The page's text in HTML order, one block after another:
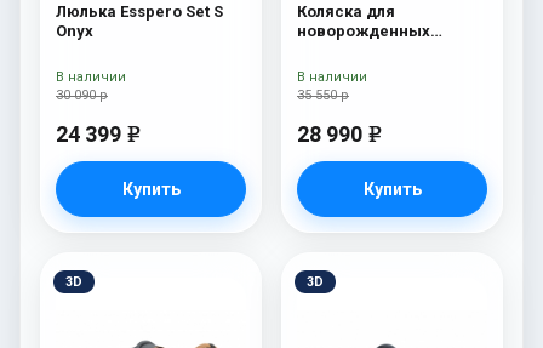
Люлька Esspero Set S
Onyx
30 090 р
24 399 e
Купить
В наличии
Коляска для
новорожденных
35 550 р
28 990 e
Купить
В наличии
3D 3D